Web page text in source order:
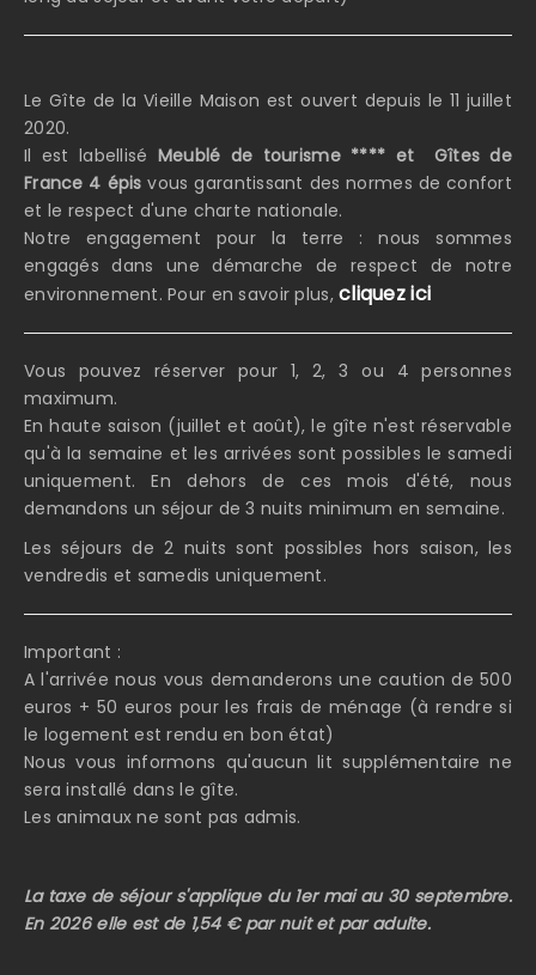
Le Gîte de la Vieille Maison est ouvert depuis le 11 juillet
2020.
Il est labellisé Meublé de tourisme **** et Gîtes de
France 4 épis vous garantissant des normes de confort
et le respect d'une charte nationale.
Notre engagement pour la terre : nous sommes
engagés dans une démarche de respect de notre
environnement. Pour en savoir plus,cliquez ici
Vous pouvez réserver pour 1, 2, 3 ou 4 personnes
maximum.
En haute saison (juillet et août), le gîte n'est réservable
qu'à la semaine et les arrivées sont possibles le samedi
uniquement. En dehors de ces mois d'été, nous
demandons un séjour de 3 nuits minimum en semaine.
Les séjours de 2 nuits sont possibles hors saison, les
vendredis et samedis uniquement.
Important :
A l'arrivée nous vous demanderons une caution de 500
euros + 50 euros pour les frais de ménage (à rendre si
le logement est rendu en bon état)
Nous vous informons qu'aucun lit supplémentaire ne
sera installé dans le gîte.
Les animaux ne sont pas admis.
La taxe de séjour s'applique du 1er mai au 30 septembre.
En 2026 elle est de 1,54 € par nuit et par adulte.